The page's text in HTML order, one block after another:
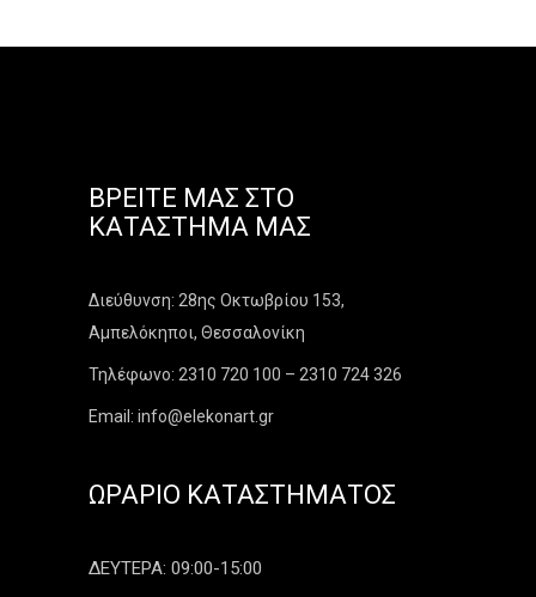
ΒΡΕΊΤΕ ΜΑΣ ΣΤΟ
ΚΑΤΆΣΤΗΜΑ ΜΑΣ
Διεύθυνση: 28ης Οκτωβρίου 153,
Αμπελόκηποι, Θεσσαλονίκη
Τηλέφωνο: 2310 720 100 – 2310 724 326
Email: info@elekonart.gr
ΩΡΆΡΙΟ ΚΑΤΑΣΤΉΜΑΤΟΣ
ΔΕΥΤΕΡΑ: 09:00-15:00